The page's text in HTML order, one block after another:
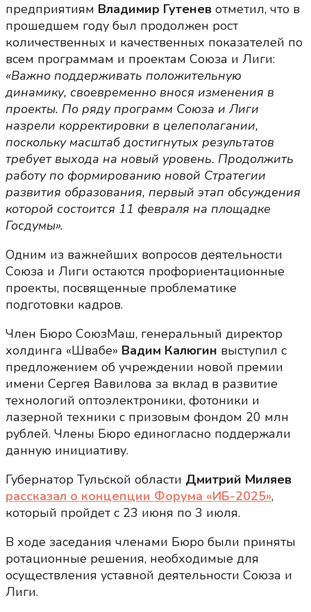
предприятиям Владимир Гутенев отметил, что в
прошедшем году был продолжен рост
количественных и качественных показателей по
всем программам и проектам Союза и Лиги:
«Важно поддерживать положительную
динамику, своевременно внося изменения в
проекты. По ряду программ Союза и Лиги
назрели корректировки в целеполагании,
поскольку масштаб достигнутых результатов
требует выхода на новый уровень. Продолжить
работу по формированию новой Стратегии
развития образования, первый этап обсуждения
которой состоится 11 февраля на площадке
Госдумы».
Одним из важнейших вопросов деятельности
Союза и Лиги остаются профориентационные
проекты, посвященные проблематике
подготовки кадров.
Член Бюро СоюзМаш, генеральный директор
холдинга «Швабе» Вадим Калюгин выступил с
предложением об учреждении новой премии
имени Сергея Вавилова за вклад в развитие
технологий оптоэлектроники, фотоники и
лазерной техники с призовым фондом 20 млн
рублей. Члены Бюро единогласно поддержали
данную инициативу.
Губернатор Тульской области Дмитрий Миляев
рассказал о концепции Форума «ИБ-2025»,
который пройдет с 23 июня по 3 июля.
В ходе заседания членами Бюро были приняты
ротационные решения, необходимые для
осуществления уставной деятельности Союза и
Лиги.